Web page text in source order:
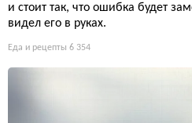
и стоит так, что ошибка будет
видел его в руках.
Еда и рецепты 6 354